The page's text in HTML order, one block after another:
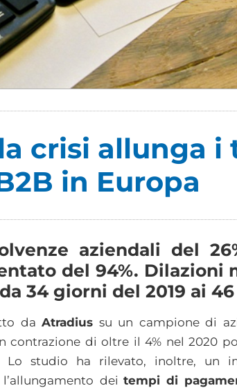
crisi allunga i
in Europa
aziendali del
del 94%. Dilazioni
34 giorni del 2019 ai
daAtradius su un campione di
contrazione di oltre il 4% nel 2020
Lo studio ha rilevato, inoltre, un
deitempi di